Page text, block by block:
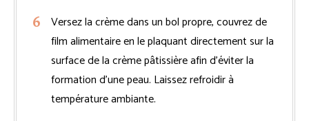
Versez la crème dans un bol propre, couvrez de
film alimentaire en le plaquant directement sur la
surface de la crème pâtissière afin d’éviter la
formation d’une peau. Laissez refroidir à
température ambiante.